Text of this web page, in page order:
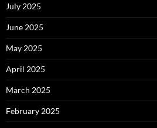
July 2025
June 2025
May 2025
April 2025
March 2025
February 2025